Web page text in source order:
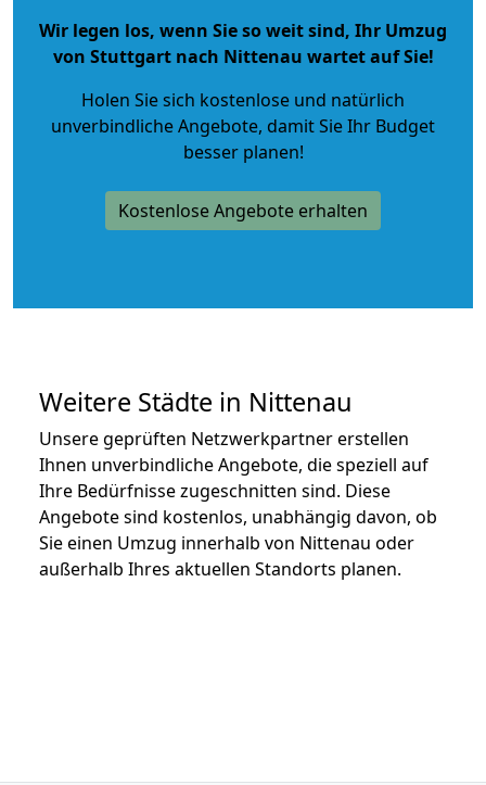
Wir legen los, wenn Sie so weit sind, Ihr Umzug
von Stuttgart nach Nittenau wartet auf Sie!
Holen Sie sich kostenlose und natürlich
unverbindliche Angebote, damit Sie Ihr Budget
besser planen!
Kostenlose Angebote erhalten
Weitere Städte in Nittenau
Unsere geprüften Netzwerkpartner erstellen
Ihnen unverbindliche Angebote, die speziell auf
Ihre Bedürfnisse zugeschnitten sind. Diese
Angebote sind kostenlos, unabhängig davon, ob
Sie einen Umzug innerhalb von Nittenau oder
außerhalb Ihres aktuellen Standorts planen.